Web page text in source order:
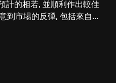
計的相若, 並順利作出較佳
到市場的反彈, 包括來自